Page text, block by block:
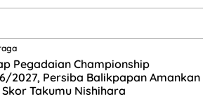
Pegadaian Championship
2027, Persiba Balikpapan Amankan
Skor Takumu Nishihara